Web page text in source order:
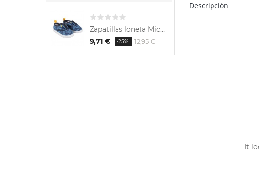
Zapatillas loneta Mickey
9,71 €
-25% 12,95 €
Descripción
It